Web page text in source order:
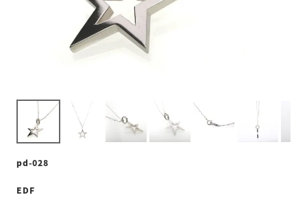
pd-028
EDF